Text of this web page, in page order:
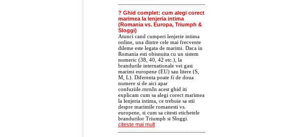
? Ghid complet: cum alegi corect
marimea la lenjeria intima
(Romania vs. Europa, Triumph &
Sloggi)
Atunci cand cumperi lenjerie intima
online, una dintre cele mai frecvente
dileme este legata de marimi. Daca in
Romania esti obisnuita cu un sistem
numeric (38, 40, 42 etc.), la
brandurile internationale vei gasi
marimi europene (EU) sau litere (S,
M, L). Diferenta poate fi de doua
numere si de aici apar
confuziile.rnrnIn acest ghid iti
explicam cum sa alegi corect marimea
la lenjeria intima, ce trebuie sa stii
despre marimile romanesti vs.
europene, si cum sa citesti etichetele
brandurilor Triumph si Sloggi.
citeste mai mult